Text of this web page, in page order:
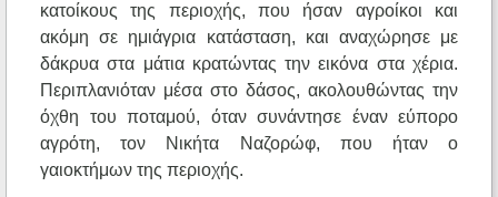
κατοίκους της περιοχής, που ήσαν αγροίκοι και
ακόμη σε ημιάγρια κατάσταση, και αναχώρησε με
δάκρυα στα μάτια κρατώντας την εικόνα στα χέρια.
Περιπλανιόταν μέσα στο δάσος, ακολουθώντας την
όχθη του ποταμού, όταν συνάντησε έναν εύπορο
αγρότη, τον Νικήτα Ναζορώφ, που ήταν ο
γαιοκτήμων της περιοχής.